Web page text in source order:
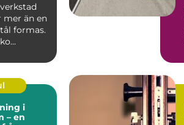
mer än en
formas.
i
– en